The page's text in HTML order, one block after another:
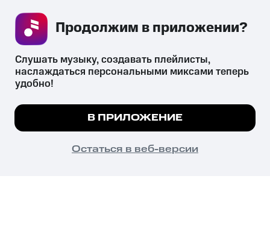
СКАЧАТЬ ПРИЛОЖЕНИЕ
психотропных веществ, их аналогов причиняет вред здоровью,
их незаконный оборот запрещён и влечёт установленную
законодательством ответственность.
© 2026 ООО «КИОН».
Все права защищены
Мы используем куки, чтобы на сайте все
Подробнее
ПОНЯТНО
Слушать музыку, создавать плейлисты,
наслаждаться персональными миксами теперь
удобно!
В ПРИЛОЖЕНИЕ
Остаться в веб-версии